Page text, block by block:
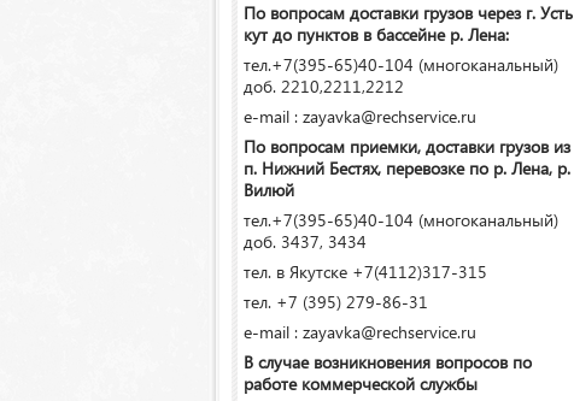
По вопросам доставки грузов через г. Усть
кут до пунктов в бассейне р. Лена:
тел.+7(395-65)40-104 (многоканальный)
доб. 2210,2211,2212
e-mail : zayavka@rechservice.ru
По вопросам приемки, доставки грузов из
п. Нижний Бестях, перевозке по р. Лена, р.
Вилюй
тел.+7(395-65)40-104 (многоканальный)
доб. 3437, 3434
тел. в Якутске +7(4112)317-315
тел. +7 (395) 279-86-31
e-mail : zayavka@rechservice.ru
В случае возникновения вопросов по
работе коммерческой службы